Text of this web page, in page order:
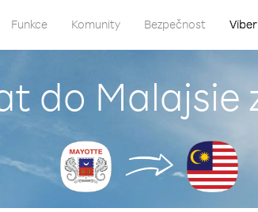
Funkce Komunity Bezpečnost
do Malajsie